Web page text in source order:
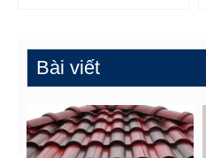
Bài viết